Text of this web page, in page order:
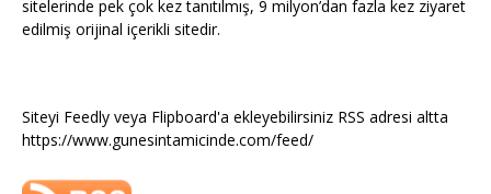
sitelerinde pek çok kez tanıtılmış, 9 milyon’dan fazla kez ziyaret
edilmiş orijinal içerikli sitedir.
Siteyi Feedly veya Flipboard'a ekleyebilirsiniz RSS adresi altta
https://www.gunesintamicinde.com/feed/